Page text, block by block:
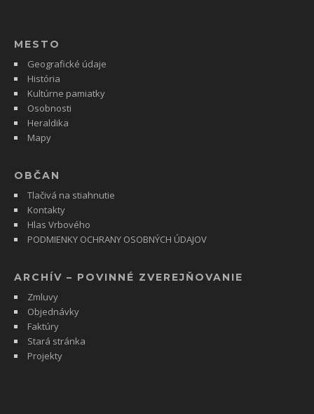
MESTO
Geografické údaje
História
Kultúrne pamiatky
Osobnosti
Heraldika
Mapy
OBČAN
Tlačivá na stiahnutie
Kontakty
Hlas Vrbového
PODMIENKY OCHRANY OSOBNÝCH ÚDAJOV
ARCHÍV – POVINNÉ ZVEREJŇOVANIE
Zmluvy
Objednávky
Faktúry
Stará stránka
Projekty